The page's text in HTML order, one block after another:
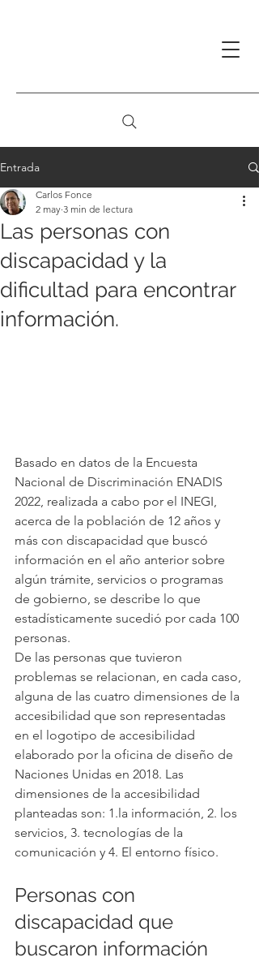
Entrada
Las personas con
discapacidad y la
dificultad para encontrar
información.
Carlos Fonce
2 may 3 min de lectura
Basado en datos de la Encuesta
Nacional de Discriminación ENADIS
2022, realizada a cabo por el INEGI,
acerca de la población de 12 años y
más con discapacidad que buscó
información en el año anterior sobre
algún trámite, servicios o programas
de gobierno, se describe lo que
estadísticamente sucedió por cada 100
personas.
De las personas que tuvieron
problemas se relacionan, en cada caso,
alguna de las cuatro dimensiones de la
accesibilidad que son representadas
en el logotipo de accesibilidad
elaborado por la oficina de diseño de
Naciones Unidas en 2018. Las
dimensiones de la accesibilidad
planteadas son: 1.la información, 2. los
servicios, 3. tecnologías de la
comunicación y 4. El entorno físico.
Personas con
discapacidad que
buscaron información